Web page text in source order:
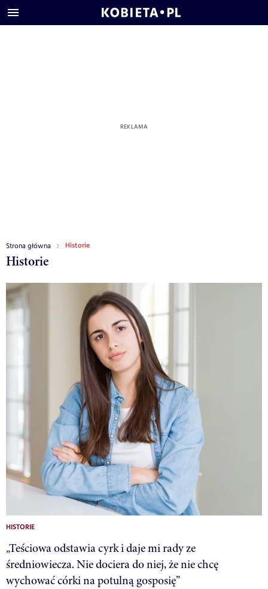
Strona główna Historie
Historie
HISTORIE
„Teściowa odstawia cyrk i daje mi rady ze
średniowiecza. Nie dociera do niej, że nie chcę
wychować córki na potulną gosposię”